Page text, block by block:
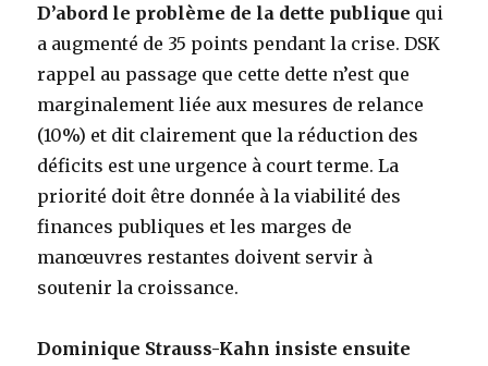
D’abord le problème de la dette publique qui
a augmenté de 35 points pendant la crise. DSK
rappel au passage que cette dette n’est que
marginalement liée aux mesures de relance
(10%) et dit clairement que la réduction des
déficits est une urgence à court terme. La
priorité doit être donnée à la viabilité des
finances publiques et les marges de
manœuvres restantes doivent servir à
soutenir la croissance.
Dominique Strauss-Kahn insiste ensuite